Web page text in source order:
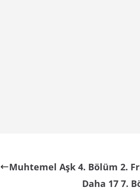
Muhtemel Aşk 4. Bölüm 2.
Daha 17 7.